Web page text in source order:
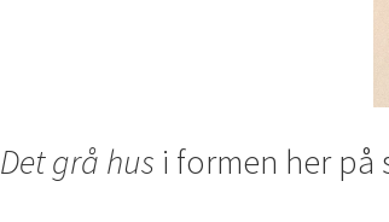
Det grå hus i formen her